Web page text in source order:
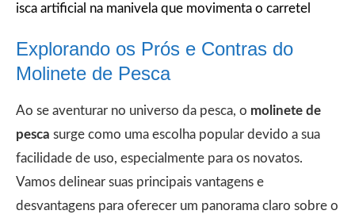
isca artificial na manivela que movimenta o carretel
Explorando os Prós e Contras do
Molinete de Pesca
Ao se aventurar no universo da pesca, o molinete de
pesca surge como uma escolha popular devido a sua
facilidade de uso, especialmente para os novatos.
Vamos delinear suas principais vantagens e
desvantagens para oferecer um panorama claro sobre o